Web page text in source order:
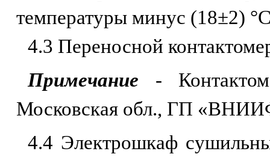
температуры минус (18±2)
4.3 Переносной
Примечание -
Московская обл., ГП
4.4 Электрошкаф